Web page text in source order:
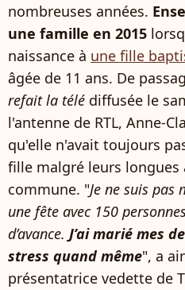
nombreuses années.
une famille en 2015
naissance à une fille
âgée de 11 ans. De
refait la télé diffusée le
l'antenne de RTL, Anne-
qu'elle n'avait toujours
fille malgré leurs longues
commune. "Je ne suis pas
une fête avec 150
d’avance. J’ai marié mes
stress quand même", a
présentatrice vedette de